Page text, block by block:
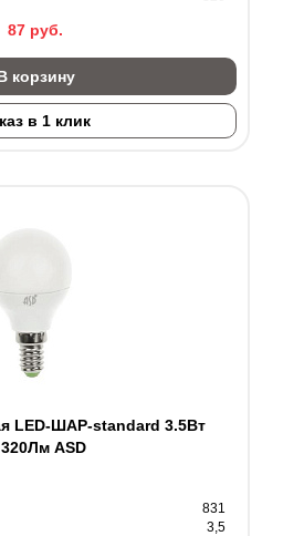
87 руб.
корзину
в 1 клик
LED-ШАР-standard 3.5Вт
ASD
831
3,5